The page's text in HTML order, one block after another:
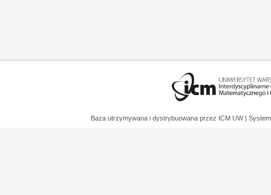
Baza utrzymywana i dystrybuowana przez ICM UW |